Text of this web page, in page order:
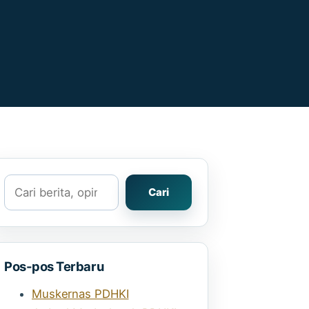
Cari
Cari
Pos-pos Terbaru
Muskernas PDHKI